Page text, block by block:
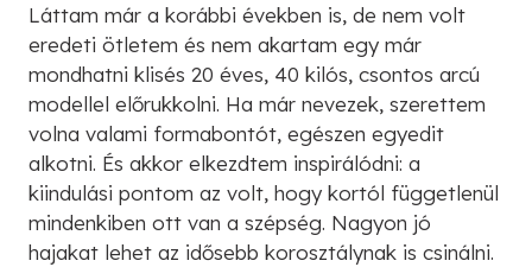
Láttam már a korábbi években is, de nem volt
eredeti ötletem és nem akartam egy már
mondhatni klisés 20 éves, 40 kilós, csontos arcú
modellel előrukkolni. Ha már nevezek, szerettem
volna valami formabontót, egészen egyedit
alkotni. És akkor elkezdtem inspirálódni: a
kiindulási pontom az volt, hogy kortól függetlenül
mindenkiben ott van a szépség. Nagyon jó
hajakat lehet az idősebb korosztálynak is csinálni.